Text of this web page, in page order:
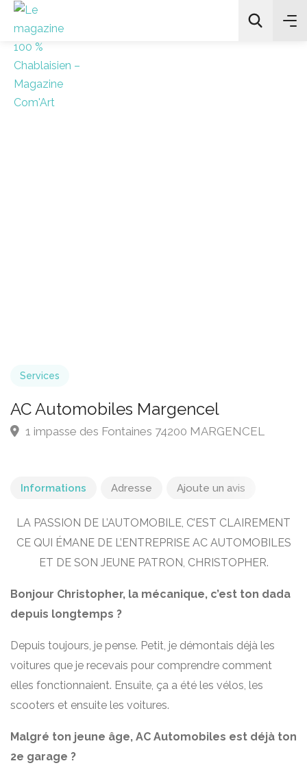
All Categories
Services
AC Automobiles Margencel
1 impasse des Fontaines 74200 MARGENCEL
Informations Adresse Ajoute un avis
LA PASSION DE L’AUTOMOBILE, C’EST CLAIREMENT
CE QUI ÉMANE DE L’ENTREPRISE AC AUTOMOBILES
ET DE SON JEUNE PATRON, CHRISTOPHER.
Bonjour Christopher, la mécanique, c’est ton dada
depuis longtemps ?
Depuis toujours, je pense. Petit, je démontais déjà les
voitures que je recevais pour comprendre comment
elles fonctionnaient. Ensuite, ça a été les vélos, les
scooters et ensuite les voitures.
Malgré ton jeune âge, AC Automobiles est déjà ton
2e garage ?